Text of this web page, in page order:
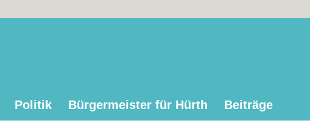
Politik Bürgermeister für Hürth Beiträge